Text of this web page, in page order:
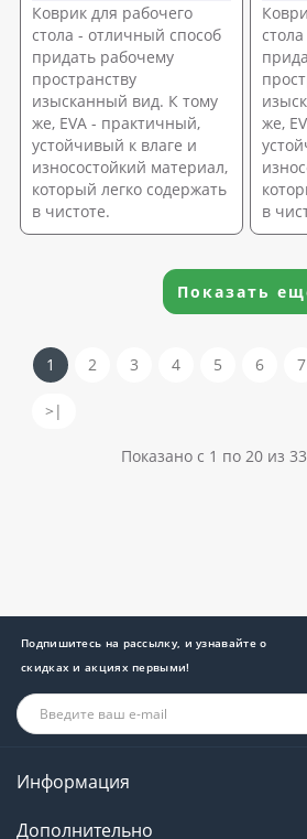
Коврик для рабочего
стола - отличный способ
придать рабочему
пространству
изысканный вид. К тому
же, EVA - практичный,
устойчивый к влаге и
износостойкий материал,
который легко содержать
в чистоте.
же,
в
Показать
1 2 3 4 5 6 7
>|
Показано с 1 по 20 из
Подпишитесь на рассылку, и узнавайте о
скидках и акциях первыми!
Информация
Дополнительно